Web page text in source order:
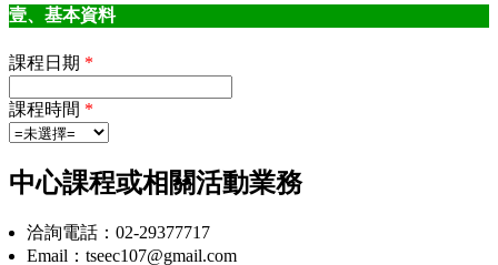
壹、基本資料
課程日期 *
課程時間 *
中心課程或相關活動業務
洽詢電話：02-29377717
Email：tseec107@gmail.com